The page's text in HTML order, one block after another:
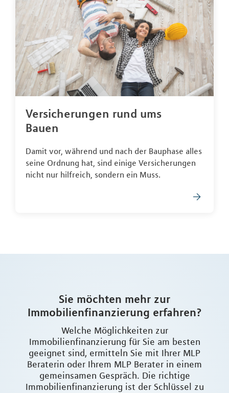
Versicherungen rund ums
Bauen
Damit vor, während und nach der Bauphase alles
seine Ordnung hat, sind einige Versicherungen
nicht nur hilfreich, sondern ein Muss.
Sie möchten mehr zur
Immobilienfinanzierung erfahren?
Welche Möglichkeiten zur
Immobilienfinanzierung für Sie am besten
geeignet sind, ermitteln Sie mit Ihrer MLP
Beraterin oder Ihrem MLP Berater in einem
gemeinsamen Gespräch. Die richtige
Immobilienfinanzierung ist der Schlüssel zu